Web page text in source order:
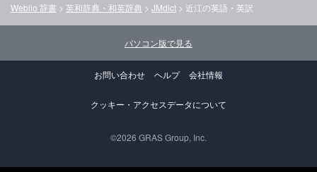
Weblio 辞書 > 英和辞典・和英辞典 > JMdict > 近江の英語・英訳
パソコン版で見る
お問い合わせ ヘルプ 会社情報
クッキー・アクセスデータについて
©2026 GRAS Group, Inc.